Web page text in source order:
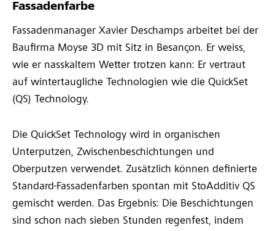
Fassadenfarbe
Fassadenmanager Xavier Deschamps arbeitet bei der
Baufirma Moyse 3D mit Sitz in Besançon. Er weiss,
wie er nasskaltem Wetter trotzen kann: Er vertraut
auf wintertaugliche Technologien wie die QuickSet
(QS) Technology.
Die QuickSet Technology wird in organischen
Unterputzen, Zwischenbeschichtungen und
Oberputzen verwendet. Zusätzlich können definierte
Standard-Fassadenfarben spontan mit StoAdditiv QS
gemischt werden. Das Ergebnis: Die Beschichtungen
sind schon nach sieben Stunden regenfest, indem